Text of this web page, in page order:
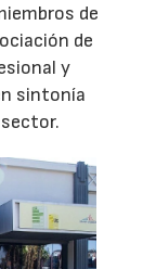
de
de
y
sintonía